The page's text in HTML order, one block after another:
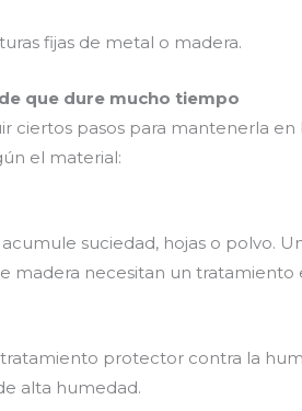
fijas de metal o madera.
que dure mucho tiempo
ciertos pasos para mantenerla
el material:
suciedad, hojas o polvo.
madera necesitan un tratamiento
protector contra la
alta humedad.